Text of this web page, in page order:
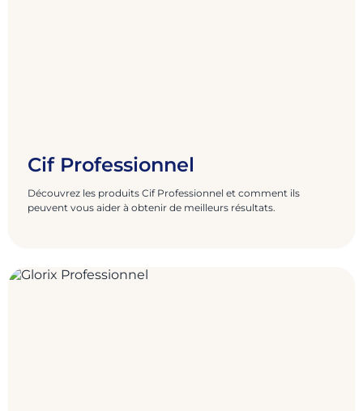
Cif Professionnel
Découvrez les produits Cif Professionnel et comment ils
peuvent vous aider à obtenir de meilleurs résultats.